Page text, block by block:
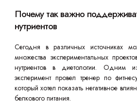
Почему так важно
нутриентов
Сегодня в различных источниках
множества экспериментальных
нутриентов в диетологии. Одним
эксперимент провел тренер по
который хотел показать негативное
белкового питания.